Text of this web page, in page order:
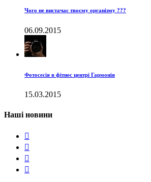
Чого не вистачає твоєму організму ???
06.09.2015
Фотосесія в фітнес центрі Гармонія
15.03.2015
Наші новини



